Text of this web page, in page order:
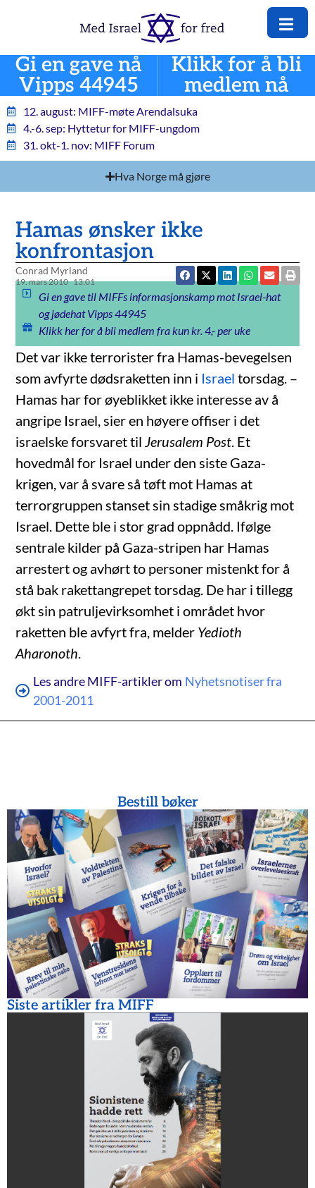
Gi en gave nå
Vipps 44945
Klikk for å bli
medlem nå
12. august: MIFF-møte Arendalsuka
4.-6. sep: Hyttetur for MIFF-ungdom
31. okt-1. nov: MIFF Forum
Hva Norge må gjøre
Hamas ønsker ikke
konfrontasjon
Conrad Myrland
19. mars 2010 13:01
Gi en gave til MIFFs informasjonskamp mot Israel-hat
og jødehat Vipps 44945
Klikk her for å bli medlem fra kun kr. 4,- per uke
Det var ikke terrorister fra Hamas-bevegelsen
som avfyrte dødsraketten inn i Israel torsdag. –
Hamas har for øyeblikket ikke interesse av å
angripe Israel, sier en høyere offiser i det
israelske forsvaret tilJerusalem Post. Et
hovedmål for Israel under den siste Gaza-
krigen, var å svare så tøft mot Hamas at
terrorgruppen stanset sin stadige småkrig mot
Israel. Dette ble i stor grad oppnådd. Ifølge
sentrale kilder på Gaza-stripen har Hamas
arrestert og avhørt to personer mistenkt for å
stå bak rakettangrepet torsdag. De har i tillegg
økt sin patruljevirksomhet i området hvor
raketten ble avfyrt fra, melder Yedioth
Aharonoth.
Les andre MIFF-artikler om Nyhetsnotiser fra
2001-2011
Bestill bøker
Siste artikler fra MIFF